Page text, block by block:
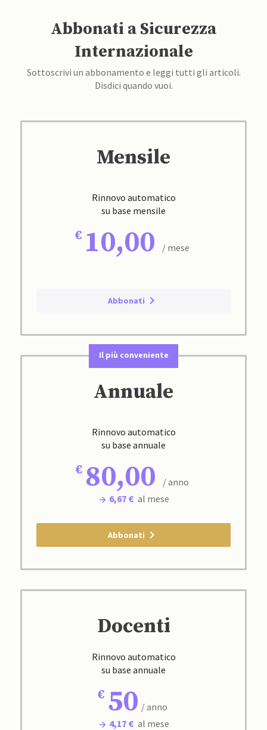
Abbonati a Sicurezza
Internazionale
Sottoscrivi un abbonamento e leggi tutti gli articoli.
Disdici quando vuoi.
Mensile
Rinnovo automatico
su base mensile
10,00 / mese
Abbonati
Il più conveniente
Annuale
Rinnovo automatico
su base annuale
80,00
/ anno
6,67 € al mese
Abbonati
Docenti
Rinnovo automatico
su base annuale
50 / anno
4,17 € al mese